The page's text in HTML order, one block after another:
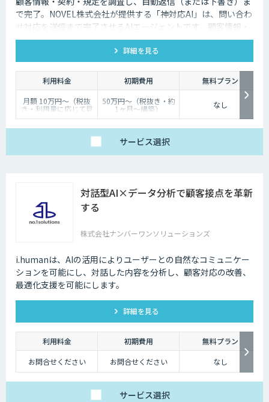
で完了。NOVEL株式会社が提供する「神対応AI」は、問い合わ
せ対応を送信まで完了させるAIエージェントです。顧客情報・
契約・規定を突き合わせて回答を数十秒で作成し、自動送信か
下書き止めかを選べます。
詳細を見る
利用料金 初期費用
無料プラン
月額 10万円〜（税抜
き・利用量に応じて見
積り）
50万円〜（税抜き・約
1ヶ月〜構築） なし
サービス選択
対話型AI×データ分析で顧客接点を革新
する
株式会社ナンバーワンソリューションズ
i.humanは、AIの活用によりユーザーとの自然なコミュニケー
ションを可能にし、対話した内容を分析し、顧客対応の改善、
最適化支援を可能にします。
詳細を見る
利用料金 初期費用
無料プラン
お問合せください
お問合せください なし
サービス選択